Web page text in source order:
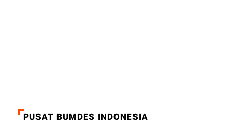
PUSAT BUMDES INDONESIA